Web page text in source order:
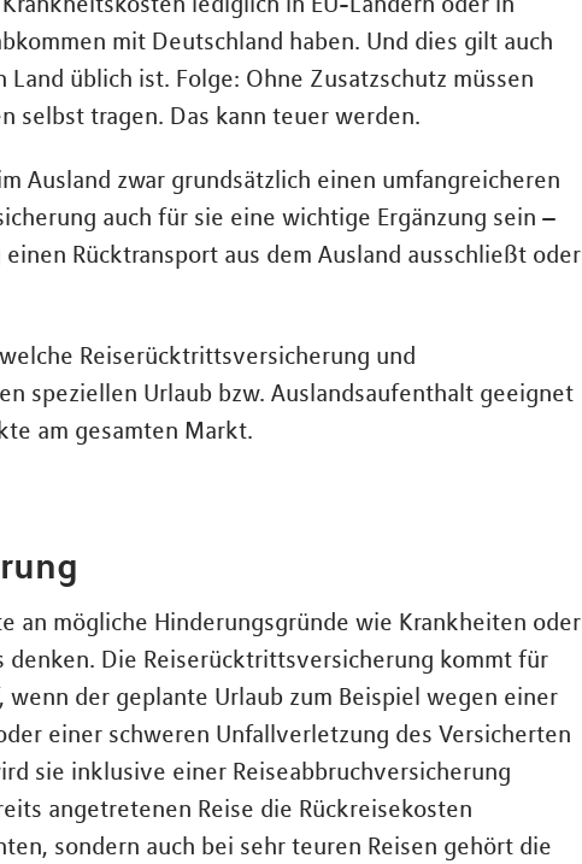
mit Deutschland haben. Und dies gilt auch
üblich ist. Folge: Ohne Zusatzschutz müssen
selbst tragen. Das kann teuer werden.
Ausland zwar grundsätzlich einen umfangreicheren
auch für sie eine wichtige Ergänzung sein –
Rücktransport aus dem Ausland ausschließt oder
Reiserücktrittsversicherung und
speziellen Urlaub bzw. Auslandsaufenthalt geeignet
am gesamten Markt.
an mögliche Hinderungsgründe wie Krankheiten oder
denken. Die Reiserücktrittsversicherung kommt für
der geplante Urlaub zum Beispiel wegen einer
einer schweren Unfallverletzung des Versicherten
sie inklusive einer Reiseabbruchversicherung
angetretenen Reise die Rückreisekosten
sondern auch bei sehr teuren Reisen gehört die